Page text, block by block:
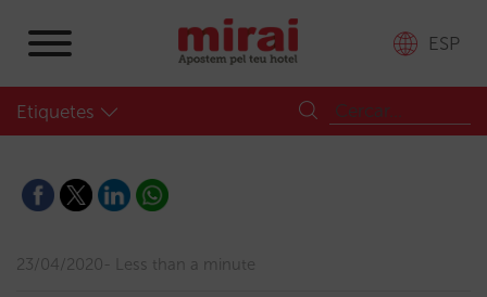
ESP
Etiquetes
23/04/2020 Less than a minute